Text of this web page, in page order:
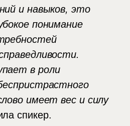
и навыков, это
понимание
в роли
имеет вес и силу
спикер.